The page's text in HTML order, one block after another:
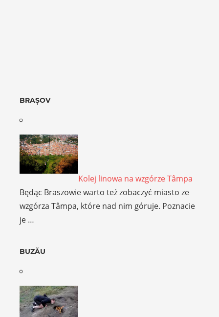
BRAȘOV
Kolej linowa na wzgórze Tâmpa
Będąc Braszowie warto też zobaczyć miasto ze
wzgórza Tâmpa, które nad nim góruje. Poznacie
je …
BUZĂU